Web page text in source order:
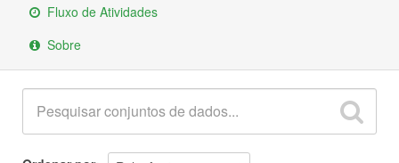
Fluxo de Atividades
Sobre